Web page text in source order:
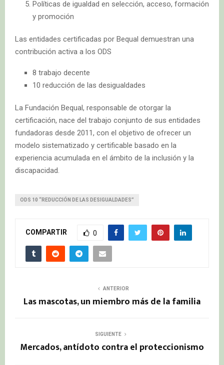
Políticas de igualdad en selección, acceso, formación
y promoción
Las entidades certificadas por Bequal demuestran una
contribución activa a los ODS
8 trabajo decente
10 reducción de las desigualdades
La Fundación Bequal, responsable de otorgar la
certificación, nace del trabajo conjunto de sus entidades
fundadoras desde 2011, con el objetivo de ofrecer un
modelo sistematizado y certificable basado en la
experiencia acumulada en el ámbito de la inclusión y la
discapacidad.
ODS 10 “REDUCCIÓN DE LAS DESIGUALDADES”
COMPARTIR 0
ANTERIOR
Las mascotas, un miembro más de la familia
SIGUIENTE
Mercados, antídoto contra el proteccionismo